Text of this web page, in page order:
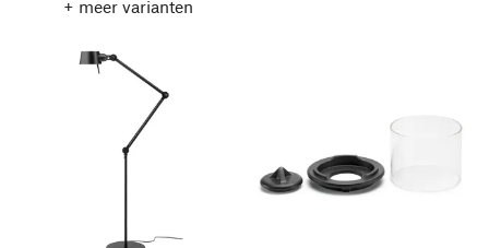
+ meer varianten